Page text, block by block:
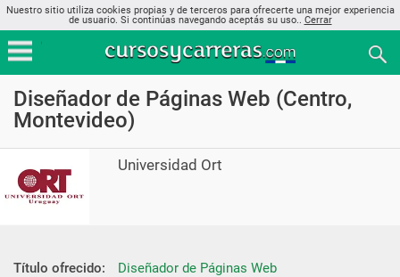
Nuestro sitio utiliza cookies propias y de terceros para ofrecerte una mejor experiencia
de usuario. Si continúas navegando aceptás su uso.. Cerrar
Diseñador de Páginas Web (Centro,
Montevideo)
Universidad Ort
Título ofrecido:
Diseñador de Páginas Web